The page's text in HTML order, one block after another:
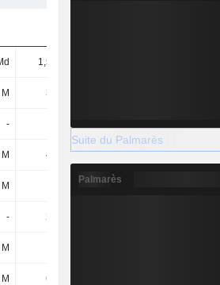
1,56 Md
381 M
- -
484 M 1,06 Md 1,24 Md
62 M
- 215 M
681 M
Suite du Palmarès
Palmarès